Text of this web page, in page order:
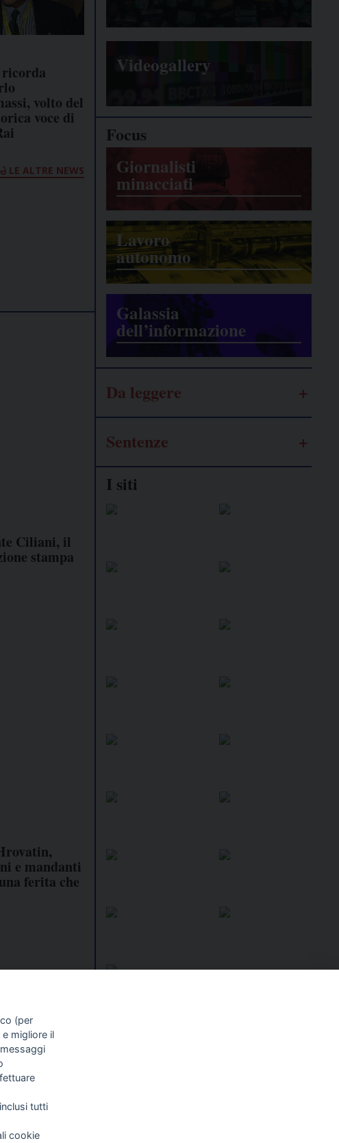
volto del
voce di
LE ALTRE NEWS
Ciliani, il
stampa
e mandanti
ferita che
Videogallery
Focus
Giornalisti
minacciati
Lavoro
autonomo
Galassia
dell’informazione
Da leggere
Sentenze
I siti
INTELLIGENZA
(per
migliore il
tutti
cookie